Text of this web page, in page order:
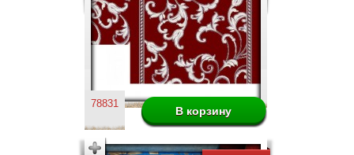
78831